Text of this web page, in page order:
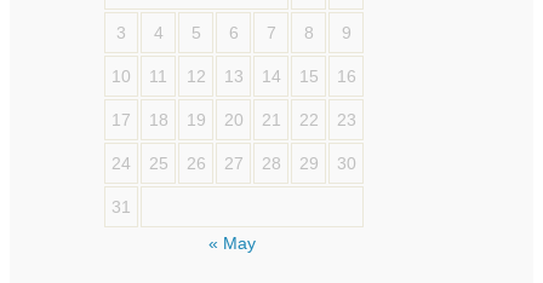
3 4 5 6 7 8 9
10 11 12 13 14 15 16
17 18 19 20 21 22 23
24 25 26 27 28 29 30
31
« May